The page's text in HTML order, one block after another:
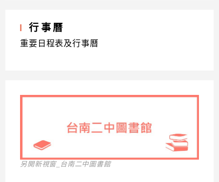
行事曆
重要日程表及行事曆
另開新視窗_台南二中圖書館